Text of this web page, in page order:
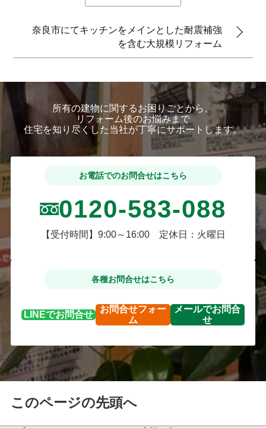
奈良市にてキッチンをメインとした耐震補強
を含む大規模リフォーム
所有の建物に関するお困りごとから、
リフォーム後のお悩みまで
住宅を知り尽くした当社が丁寧にサポートします。
お電話でのお問合せはこちら
0120-583-088
【受付時間】9:00～16:00 定休日：火曜日
各種お問合せはこちら
LINEでお問合せ
お問合せフォー
ム
メールでお問合
せ
このページの先頭へ